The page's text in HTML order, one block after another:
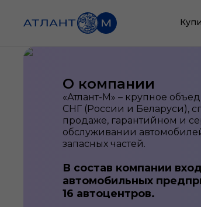
О компании
«Атлант-М» – крупное
СНГ (России и Беларуси),
продаже, гарантийном и
обслуживании
запасных частей.
В состав компании
автомобильных
16 автоцентров.